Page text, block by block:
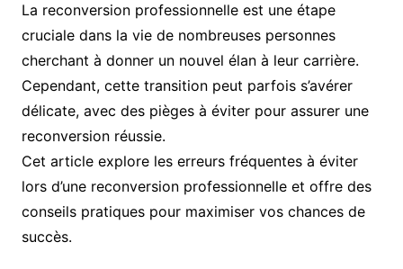
La reconversion professionnelle est une étape
cruciale dans la vie de nombreuses personnes
cherchant à donner un nouvel élan à leur carrière.
Cependant, cette transition peut parfois s’avérer
délicate, avec des pièges à éviter pour assurer une
reconversion réussie.
Cet article explore les erreurs fréquentes à éviter
lors d’une reconversion professionnelle et offre des
conseils pratiques pour maximiser vos chances de
succès.